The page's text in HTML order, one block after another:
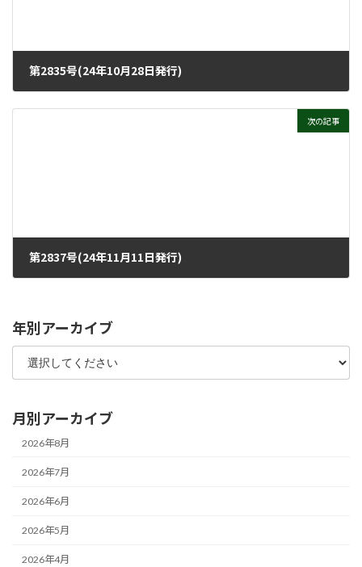
第2835号(24年10月28日発行)
次の記事
第2837号(24年11月11日発行)
年別アーカイブ
月別アーカイブ
2026年8月
2026年7月
2026年6月
2026年5月
2026年4月